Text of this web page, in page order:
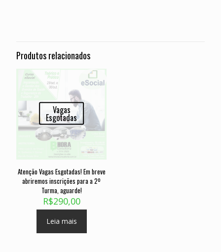
Produtos relacionados
Vagas
Esgotadas
Atenção Vagas Esgotadas! Em breve
abriremos inscrições para a 2º
Turma, aguarde!
R$290,00
Leia mais